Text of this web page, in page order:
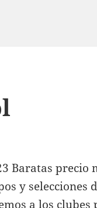
Baratas precio
y selecciones
a los clubes